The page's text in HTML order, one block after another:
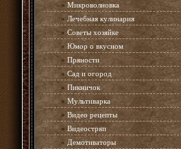
» Микроволновка
» Лечебная кулинария
» Советы хозяйке
» Юмор о вкусном
» Пряности
» Сад и огород
» Пикничок
» Мультиварка
» Видео рецепты
» Видеостряп
» Демотиваторы